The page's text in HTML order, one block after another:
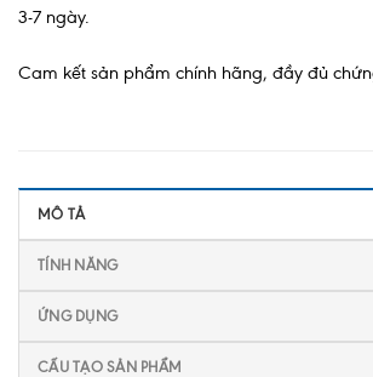
3-7 ngày.
Cam kết sản phẩm chính hãng, đầy đủ
MÔ TẢ
TÍNH NĂNG
ỨNG DỤNG
CẤU TẠO SẢN PHẨM